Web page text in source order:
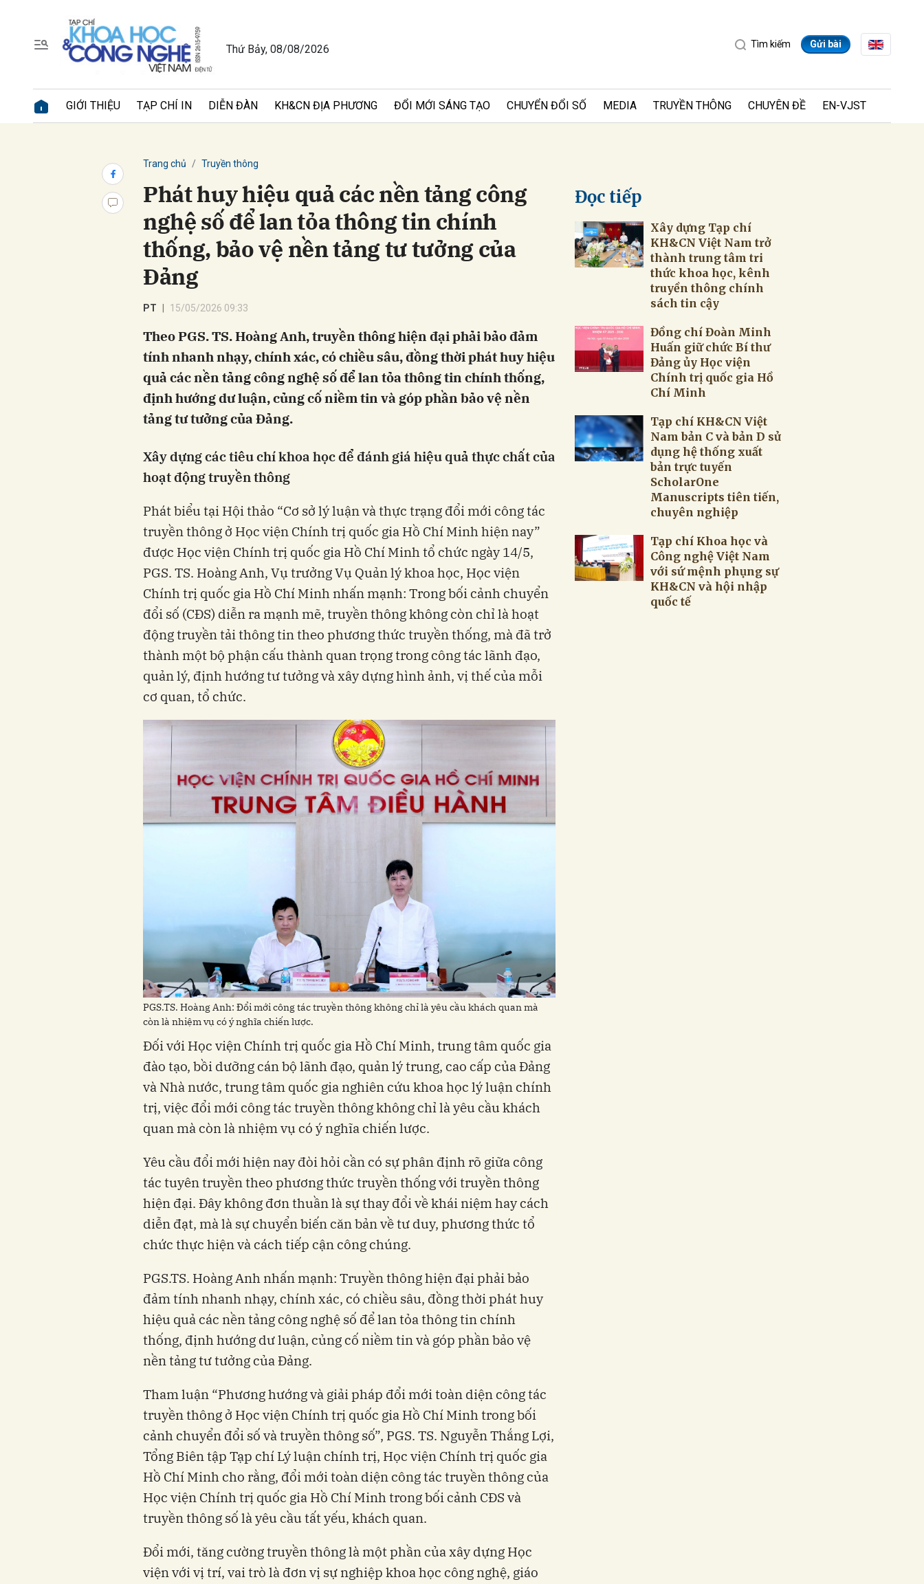
Thứ Bảy, 08/08/2026 Tìm kiếm Gửi bài
GIỚI THIỆU TẠP CHÍ IN DIỄN ĐÀN KH&CN ĐỊA PHƯƠNG ĐỔI MỚI SÁNG TẠO CHUYỂN ĐỔI SỐ MEDIA TRUYỀN THÔNG CHUYÊN ĐỀ EN-VJST
Trang chủ Truyền thông
Phát huy hiệu quả các nền tảng công
nghệ số để lan tỏa thông tin chính
thống, bảo vệ nền tảng tư tưởng của
Đảng
PT 15/05/2026 09:33
Theo PGS. TS. Hoàng Anh, truyền thông hiện đại phải bảo đảm
tính nhanh nhạy, chính xác, có chiều sâu, đồng thời phát huy hiệu
quả các nền tảng công nghệ số để lan tỏa thông tin chính thống,
định hướng dư luận, củng cố niềm tin và góp phần bảo vệ nền
tảng tư tưởng của Đảng.
Xây dựng các tiêu chí khoa học để đánh giá hiệu quả thực chất của
hoạt động truyền thông
Phát biểu tại Hội thảo “Cơ sở lý luận và thực trạng đổi mới công tác
truyền thông ở Học viện Chính trị quốc gia Hồ Chí Minh hiện nay”
được Học viện Chính trị quốc gia Hồ Chí Minh tổ chức ngày 14/5,
PGS. TS. Hoàng Anh, Vụ trưởng Vụ Quản lý khoa học, Học viện
Chính trị quốc gia Hồ Chí Minh nhấn mạnh: Trong bối cảnh chuyển
đổi số (CĐS) diễn ra mạnh mẽ, truyền thông không còn chỉ là hoạt
động truyền tải thông tin theo phương thức truyền thống, mà đã trở
thành một bộ phận cấu thành quan trọng trong công tác lãnh đạo,
quản lý, định hướng tư tưởng và xây dựng hình ảnh, vị thế của mỗi
cơ quan, tổ chức.
PGS.TS. Hoàng Anh: Đổi mới công tác truyền thông không chỉ là yêu cầu khách quan mà
còn là nhiệm vụ có ý nghĩa chiến lược.
Đối với Học viện Chính trị quốc gia Hồ Chí Minh, trung tâm quốc gia
đào tạo, bồi dưỡng cán bộ lãnh đạo, quản lý trung, cao cấp của Đảng
và Nhà nước, trung tâm quốc gia nghiên cứu khoa học lý luận chính
trị, việc đổi mới công tác truyền thông không chỉ là yêu cầu khách
quan mà còn là nhiệm vụ có ý nghĩa chiến lược.
Yêu cầu đổi mới hiện nay đòi hỏi cần có sự phân định rõ giữa công
tác tuyên truyền theo phương thức truyền thống với truyền thông
hiện đại. Đây không đơn thuần là sự thay đổi về khái niệm hay cách
diễn đạt, mà là sự chuyển biến căn bản về tư duy, phương thức tổ
chức thực hiện và cách tiếp cận công chúng.
PGS.TS. Hoàng Anh nhấn mạnh: Truyền thông hiện đại phải bảo
đảm tính nhanh nhạy, chính xác, có chiều sâu, đồng thời phát huy
hiệu quả các nền tảng công nghệ số để lan tỏa thông tin chính
thống, định hướng dư luận, củng cố niềm tin và góp phần bảo vệ
nền tảng tư tưởng của Đảng.
Tham luận “Phương hướng và giải pháp đổi mới toàn diện công tác
truyền thông ở Học viện Chính trị quốc gia Hồ Chí Minh trong bối
cảnh chuyển đổi số và truyền thông số”, PGS. TS. Nguyễn Thắng Lợi,
Tổng Biên tập Tạp chí Lý luận chính trị, Học viện Chính trị quốc gia
Hồ Chí Minh cho rằng, đổi mới toàn diện công tác truyền thông của
Học viện Chính trị quốc gia Hồ Chí Minh trong bối cảnh CĐS và
truyền thông số là yêu cầu tất yếu, khách quan.
Đổi mới, tăng cường truyền thông là một phần của xây dựng Học
viện với vị trí, vai trò là đơn vị sự nghiệp khoa học công nghệ, giáo
Đọc tiếp
Xây dựng Tạp chí
KH&CN Việt Nam trở
thành trung tâm tri
thức khoa học, kênh
truyền thông chính
sách tin cậy
Đồng chí Đoàn Minh
Huấn giữ chức Bí thư
Đảng ủy Học viện
Chính trị quốc gia Hồ
Chí Minh
Tạp chí KH&CN Việt
Nam bản C và bản D sử
dụng hệ thống xuất
bản trực tuyến
ScholarOne
Manuscripts tiên tiến,
chuyên nghiệp
Tạp chí Khoa học và
Công nghệ Việt Nam
với sứ mệnh phụng sự
KH&CN và hội nhập
quốc tế
Gửi